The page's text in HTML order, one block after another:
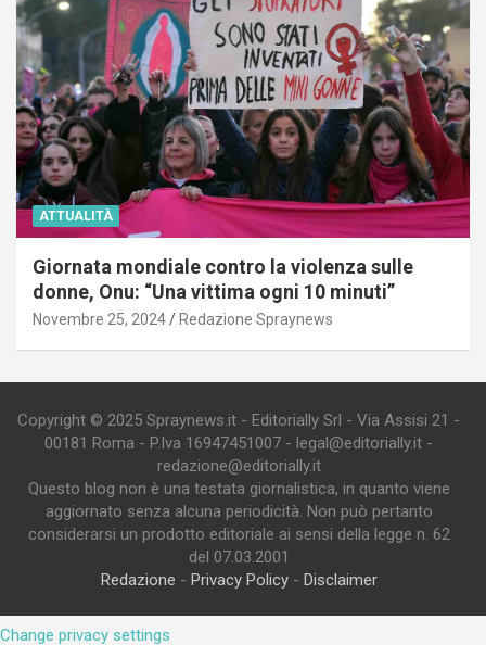
ATTUALITÀ
Giornata mondiale contro la violenza sulle
donne, Onu: “Una vittima ogni 10 minuti”
Novembre 25, 2024 Redazione Spraynews
Copyright © 2025 Spraynews.it - Editorially Srl - Via Assisi 21 -
00181 Roma - P.Iva 16947451007 - legal@editorially.it -
redazione@editorially.it
Questo blog non è una testata giornalistica, in quanto viene
aggiornato senza alcuna periodicità. Non può pertanto
considerarsi un prodotto editoriale ai sensi della legge n. 62
del 07.03.2001
Redazione - Privacy Policy- Disclaimer
Change privacy settings